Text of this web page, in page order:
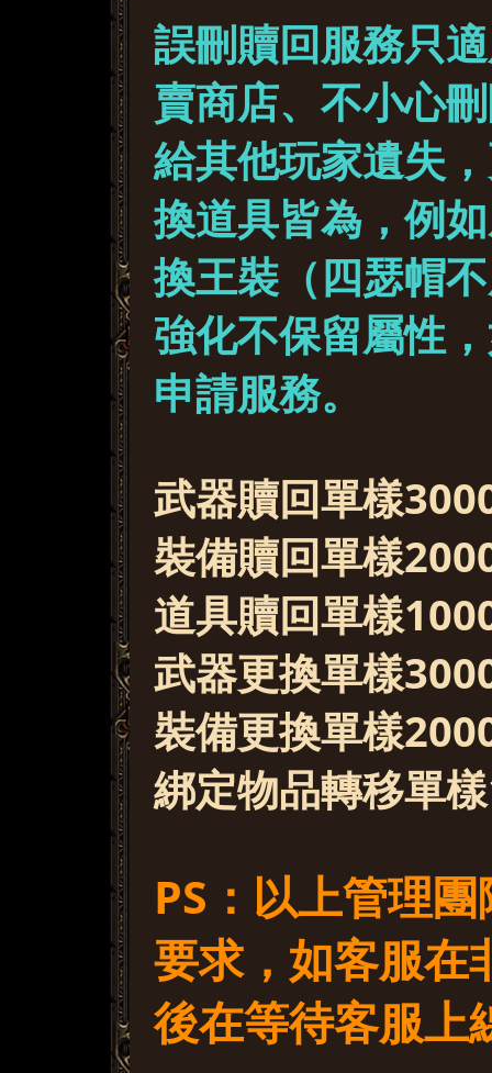
誤刪贖回服務只
賣商店、不小心
給其他玩家遺失
換道具皆為，例
換王裝（四瑟帽
強化不保留屬性
申請服務。
武器贖回單樣
裝備贖回單樣
道具贖回單樣
武器更換單樣
裝備更換單樣
綁定物品轉移單
PS：以上管理
要求，如客服在
後在等待客服上